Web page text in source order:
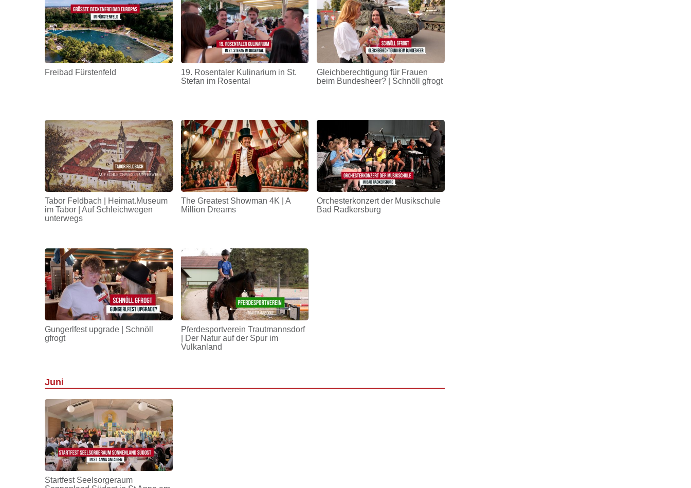
Freibad Fürstenfeld
19. Rosentaler Kulinarium in St.
Stefan im Rosental
Gleichberechtigung für Frauen
beim Bundesheer? | Schnöll gfrogt
Tabor Feldbach | Heimat.Museum
im Tabor | Auf Schleichwegen
unterwegs
The Greatest Showman 4K | A
Million Dreams
Orchesterkonzert der Musikschule
Bad Radkersburg
Gungerlfest upgrade | Schnöll
gfrogt
Pferdesportverein Trautmannsdorf
| Der Natur auf der Spur im
Vulkanland
Juni
Startfest Seelsorgeraum